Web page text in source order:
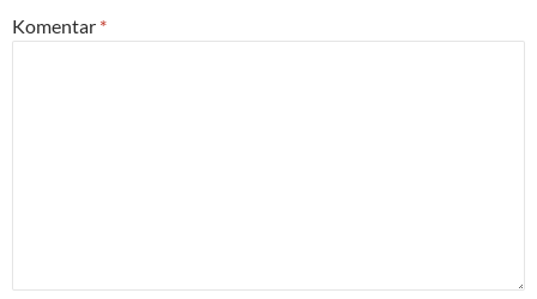
Komentar *